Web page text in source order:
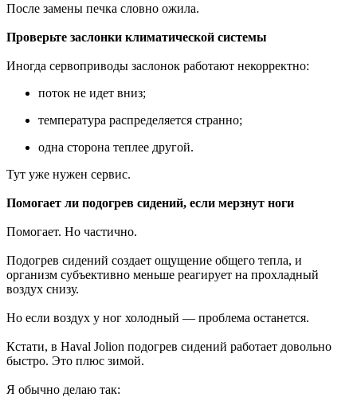
После замены печка словно ожила.
Проверьте заслонки климатической системы
Иногда сервоприводы заслонок работают некорректно:
поток не идет вниз;
температура распределяется странно;
одна сторона теплее другой.
Тут уже нужен сервис.
Помогает ли подогрев сидений, если мерзнут ноги
Помогает. Но частично.
Подогрев сидений создает ощущение общего тепла, и
организм субъективно меньше реагирует на прохладный
воздух снизу.
Но если воздух у ног холодный — проблема останется.
Кстати, в Haval Jolion подогрев сидений работает довольно
быстро. Это плюс зимой.
Я обычно делаю так: